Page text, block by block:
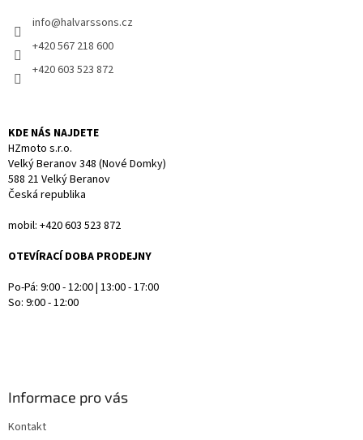
info@halvarssons.cz
+420 567 218 600
+420 603 523 872
KDE NÁS NAJDETE
HZmoto s.r.o.
Velký Beranov 348 (Nové Domky)
588 21 Velký Beranov
Česká republika
mobil: +420 603 523 872
OTEVÍRACÍ DOBA PRODEJNY
Po-Pá: 9:00 - 12:00 | 13:00 - 17:00
So: 9:00 - 12:00
Informace pro vás
Kontakt